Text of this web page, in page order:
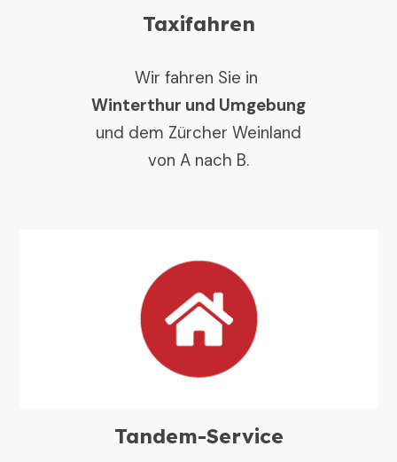
Taxifahren
Wir fahren Sie in
Winterthur und Umgebung
und dem Zürcher Weinland
von A nach B.
Tandem-Service